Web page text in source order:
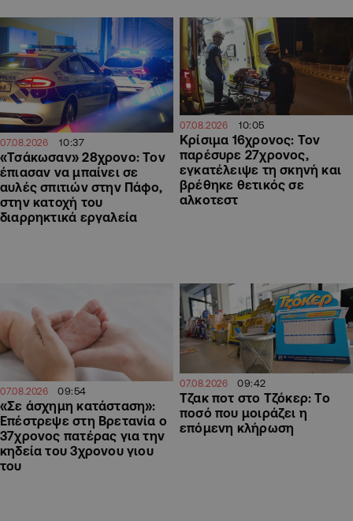
07.08.2026 10:37
«Τσάκωσαν» 28χρονο: Τον
έπιασαν να μπαίνει σε
αυλές σπιτιών στην Πάφο,
στην κατοχή του
διαρρηκτικά εργαλεία
07.08.2026 10:05
Κρίσιμα 16χρονος: Τον
παρέσυρε 27χρονος,
εγκατέλειψε τη σκηνή και
βρέθηκε θετικός σε
αλκοτεστ
07.08.2026 09:54
«Σε άσχημη κατάσταση»:
Επέστρεψε στη Βρετανία ο
37χρονος πατέρας για την
κηδεία του 3χρονου γιου
του
07.08.2026 09:42
Τζακ ποτ στο Τζόκερ: Το
ποσό που μοιράζει η
επόμενη κλήρωση